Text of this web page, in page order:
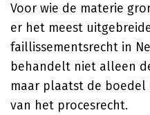
Voor wie de materie
er het meest
faillissementsrecht in
behandelt niet alleen
maar plaatst de
van het procesrecht.